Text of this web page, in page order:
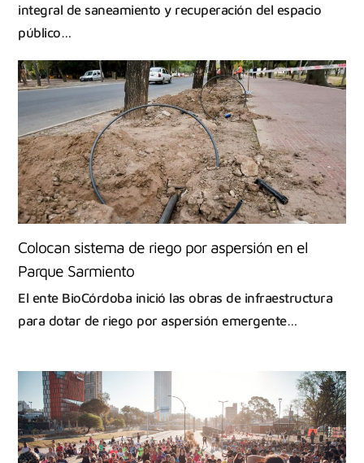
integral de saneamiento y recuperación del espacio
público…
Colocan sistema de riego por aspersión en el
Parque Sarmiento
El ente BioCórdoba inició las obras de infraestructura
para dotar de riego por aspersión emergente…